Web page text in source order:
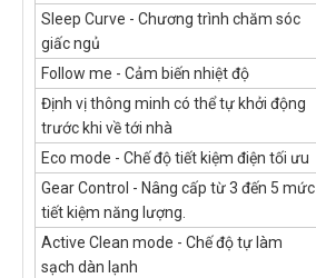
Sleep Curve - Chương trình chăm sóc
giấc ngủ
Follow me - Cảm biến nhiệt độ
Định vị thông minh có thể tự khởi động
trước khi về tới nhà
Eco mode - Chế độ tiết kiệm điện tối ưu
Gear Control - Nâng cấp từ 3 đến 5 mức
tiết kiệm năng lượng.
Active Clean mode - Chế độ tự làm
sạch dàn lạnh